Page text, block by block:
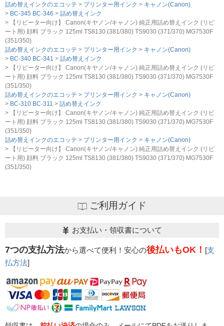
詰め替えインクのエコッテ
プリンター用インク
キャノン(Canon)
BC-345 BC-346
詰め替えインク
【リピーター向け】 Canon(キヤノン/キャノン) 純正用詰め替えインク (リピ
ート用) 顔料 ブラック 125ml TS8130 (381/380) TS9030 (371/370) MG7530F
(351/350)
詰め替えインクのエコッテ
プリンター用インク
キャノン(Canon)
BC-340 BC-341
詰め替えインク
【リピーター向け】 Canon(キヤノン/キャノン) 純正用詰め替えインク (リピ
ート用) 顔料 ブラック 125ml TS8130 (381/380) TS9030 (371/370) MG7530F
(351/350)
詰め替えインクのエコッテ
プリンター用インク
キャノン(Canon)
BC-310 BC-311
詰め替えインク
【リピーター向け】 Canon(キヤノン/キャノン) 純正用詰め替えインク (リピ
ート用) 顔料 ブラック 125ml TS8130 (381/380) TS9030 (371/370) MG7530F
(351/350)
詰め替えインクのエコッテ
プリンター用インク
キャノン(Canon)
【リピーター向け】 Canon(キヤノン/キャノン) 純正用詰め替えインク (リピ
ート用) 顔料 ブラック 125ml TS8130 (381/380) TS9030 (371/370) MG7530F
(351/350)
ご利用ガイド
お支払い・領収書について
7つの支払方法から選べて便利！安心の後払いもOK！ [支
払方法]